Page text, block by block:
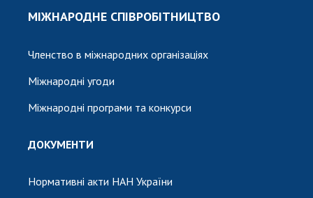
МІЖНАРОДНЕ СПІВРОБІТНИЦТВО
Членство в міжнародних організаціях
Міжнародні угоди
Міжнародні програми та конкурси
ДОКУМЕНТИ
Нормативні акти НАН України